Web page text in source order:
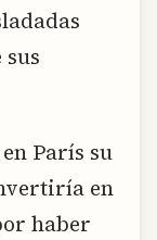
París su
en
haber